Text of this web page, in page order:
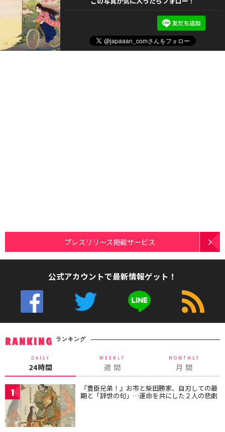
プレスリリース掲載サービス
公式アカウントで最新情報ゲット！
RANKING ランキング
DAILY
24時間
WEEKLY
週 間
MONTHLY
月 間
1 『豊臣兄弟！』お市と柴田勝家、自刃しての最
期と「辞世の句」…運命を共にした２人の悲劇